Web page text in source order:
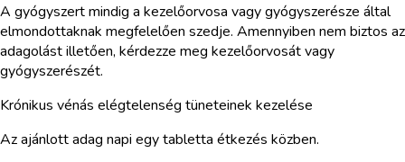
A gyógyszert mindig a kezelőorvosa vagy gyógyszerésze által
elmondottaknak megfelelően szedje. Amennyiben nem biztos az
adagolást illetően, kérdezze meg kezelőorvosát vagy
gyógyszerészét.
Krónikus vénás elégtelenség tüneteinek kezelése
Az ajánlott adag napi egy tabletta étkezés közben.